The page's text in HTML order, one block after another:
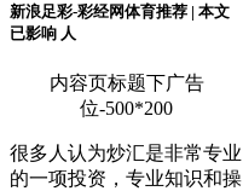
新浪足彩-彩经网体育推荐 | 本文
已影响 人
内容页标题下广告
位-500*200
很多人认为炒汇是非常专业
的一项投资，专业知识和操